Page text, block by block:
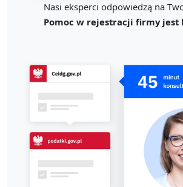
Nasi eksperci odpowiedzą na
Pomoc w rejestracji firmy jest